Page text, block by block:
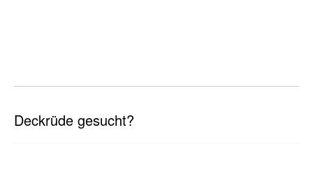
Deckrüde gesucht?